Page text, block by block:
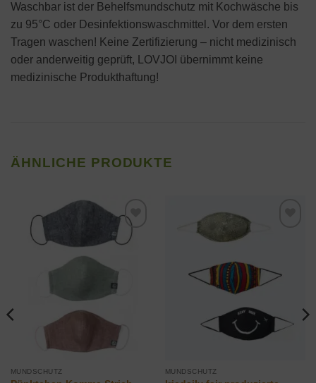
Waschbar ist der Behelfsmundschutz mit Kochwäsche bis
zu 95°C oder Desinfektionswaschmittel. Vor dem ersten
Tragen waschen! Keine Zertifizierung – nicht medizinisch
oder anderweitig geprüft, LOVJOI übernimmt keine
medizinische Produkthaftung!
ÄHNLICHE PRODUKTE
Zur
hinzufügen
MUNDSCHUTZ
hinzufügen
MUNDSCHUTZ